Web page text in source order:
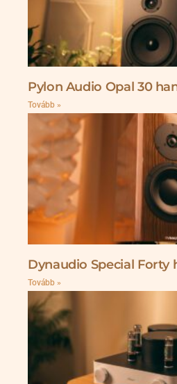
Pylon Audio Opal 30
Tovább »
Dynaudio Special Forty
Tovább »